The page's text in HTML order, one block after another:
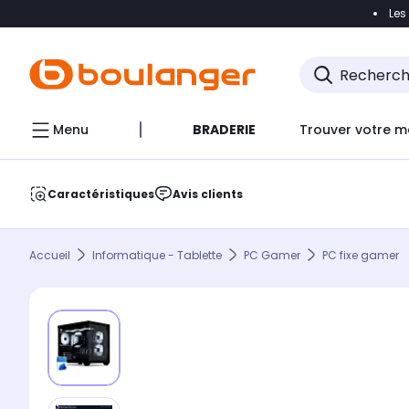
Accéder
Menu BRADERIE Trouver votre
Caractéristiques Avis clients
Accueil Informatique - Tablette PC Gamer PC fixe gamer